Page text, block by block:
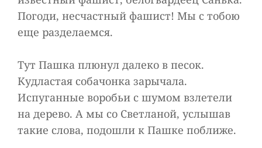
Погоди, несчастный фашист! Мы с тобою
еще разделаемся.
Тут Пашка плюнул далеко в песок.
Кудластая собачонка зарычала.
Испуганные воробьи с шумом взлетели
на дерево. А мы со Светланой, услышав
такие слова, подошли к Пашке поближе.